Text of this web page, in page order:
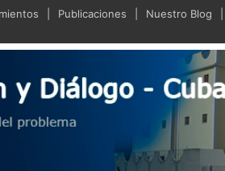
Publicaciones Nuestro Blog
y
del problema